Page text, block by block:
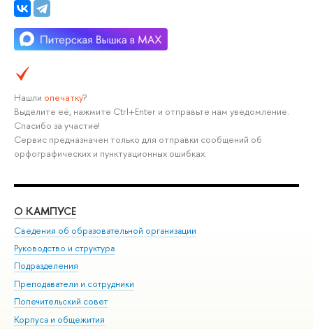
Нашли опечатку?
Выделите её, нажмите Ctrl+Enter и отправьте нам уведомление.
Спасибо за участие!
Сервис предназначен только для отправки сообщений об
орфографических и пунктуационных ошибках.
О КАМПУСЕ
Сведения об образовательной организации
Руководство и структура
Подразделения
Преподаватели и сотрудники
Попечительский совет
Корпуса и общежития